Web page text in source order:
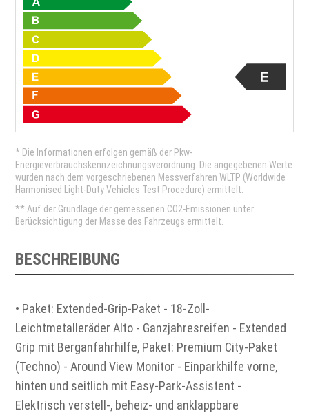
* Die Informationen erfolgen gemäß der Pkw-
Energieverbrauchskennzeichnungsverordnung. Die angegebenen Werte
wurden nach dem vorgeschriebenen Messverfahren WLTP (Worldwide
Harmonised Light-Duty Vehicles Test Procedure) ermittelt.
** Auf der Grundlage der gemessenen CO2-Emissionen unter
Berücksichtigung der Masse des Fahrzeugs ermittelt.
BESCHREIBUNG
• Paket: Extended-Grip-Paket - 18-Zoll-
Leichtmetalleräder Alto - Ganzjahresreifen - Extended
Grip mit Berganfahrhilfe, Paket: Premium City-Paket
(Techno) - Around View Monitor - Einparkhilfe vorne,
hinten und seitlich mit Easy-Park-Assistent -
Elektrisch verstell-, beheiz- und anklappbare